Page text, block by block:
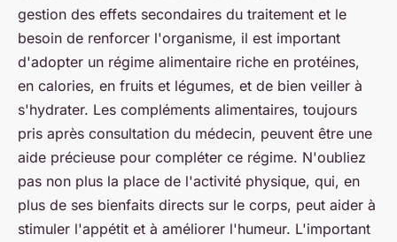
gestion des effets secondaires du traitement et le
besoin de renforcer l'organisme, il est important
d'adopter un régime alimentaire riche en protéines,
en calories, en fruits et légumes, et de bien veiller à
s'hydrater. Les compléments alimentaires, toujours
pris après consultation du médecin, peuvent être une
aide précieuse pour compléter ce régime. N'oubliez
pas non plus la place de l'activité physique, qui, en
plus de ses bienfaits directs sur le corps, peut aider à
stimuler l'appétit et à améliorer l'humeur. L'important